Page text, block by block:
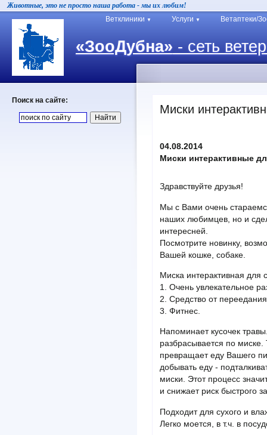
Животные, это не просто наша работа - мы их любим!
«ЗооДубна» - сеть
Ветклиники ▼ Услуги ▼ Ветаптеки/
Поиск на сайте:
Миски
04.08.2014
Миски интерактивные
Здравствуйте друзья!
Мы с Вами очень
наших любимцев, но и
интересней.
Посмотрите новинку,
Вашей кошке, собаке.
Миска интерактивная для
1. Очень увлекательное
2. Средство от
3. Фитнес.
Напоминает кусочек
разбрасывается по миске.
превращает еду Вашего
добывать еду -
миски. Этот процесс
и снижает риск быстрого
Подходит для сухого и
Легко моется, в т.ч. в